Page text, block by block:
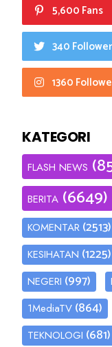
5,600 Fans
340
1360
KATEGORI
FLASH NEWS
BERITA (6649)
KOMENTAR (2513)
KESIHATAN (1225)
NEGERI (997)
1MediaTV (864)
TEKNOLOGI (681)